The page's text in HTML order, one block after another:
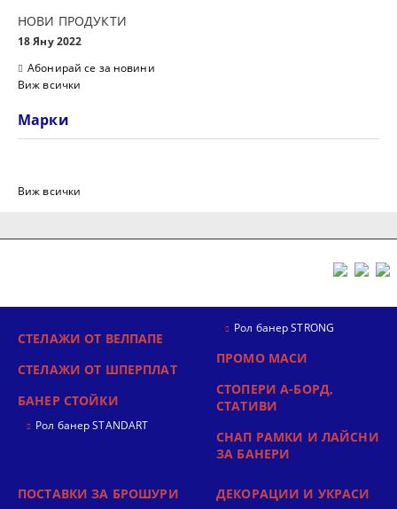
НОВИ ПРОДУКТИ
18 Яну 2022
Абонирай се за новини
Виж всички
Марки
Виж всички
СТЕЛАЖИ ОТ ВЕЛПАПЕ
СТЕЛАЖИ ОТ ШПЕРПЛАТ
БАНЕР СТОЙКИ
Рол банер STANDART
Рол банер STRONG
ПРОМО МАСИ
СТОПЕРИ А-БОРД,
СТАТИВИ
СНАП РАМКИ И ЛАЙСНИ
ЗА БАНЕРИ
ПОСТАВКИ ЗА БРОШУРИ
ДЕКОРАЦИИ И УКРАСИ